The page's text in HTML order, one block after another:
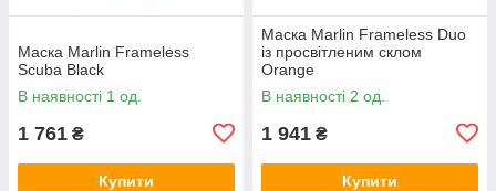
Маска Marlin Frameless
Scuba Black
В наявності 1 од.
1 761 ₴
Купити
Маска Marlin Frameless Duo
із просвітленим склом
Orange
В наявності 2 од.
1 941 ₴
Купити